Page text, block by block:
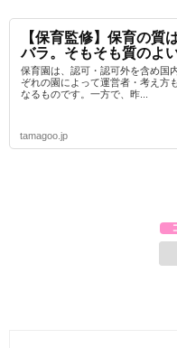
【保育監修】保育の質
バラ。そもそも質のよ
保育園は、認可・認可外を含め国
ぞれの園によって運営者・考え方
なるものです。一方で、昨...
tamagoo.jp